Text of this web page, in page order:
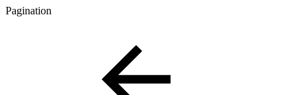
Pagination